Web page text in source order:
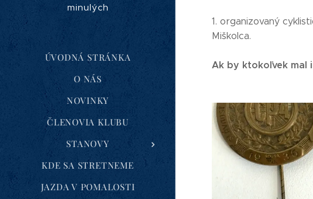
minulých
ÚVODNÁ STRÁNKA
O NÁS
NOVINKY
ČLENOVIA KLUBU
STANOVY
KDE SA STRETNEME
JAZDA V POMALOSTI
1. organizovaný
Miškolca.
Ak by ktokoľvek mal